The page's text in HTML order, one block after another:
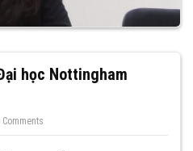
học Nottingham
Comments